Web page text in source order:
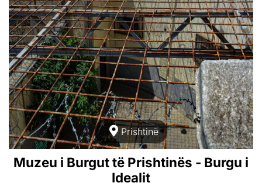
Prishtinë
Muzeu i Burgut të Prishtinës - Burgu i
Idealit